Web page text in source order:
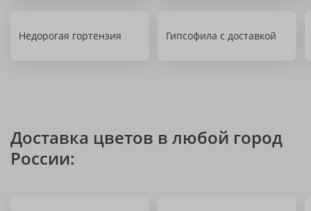
Недорогая гортензия Гипсофила с доставкой
Доставка цветов в любой город
России: